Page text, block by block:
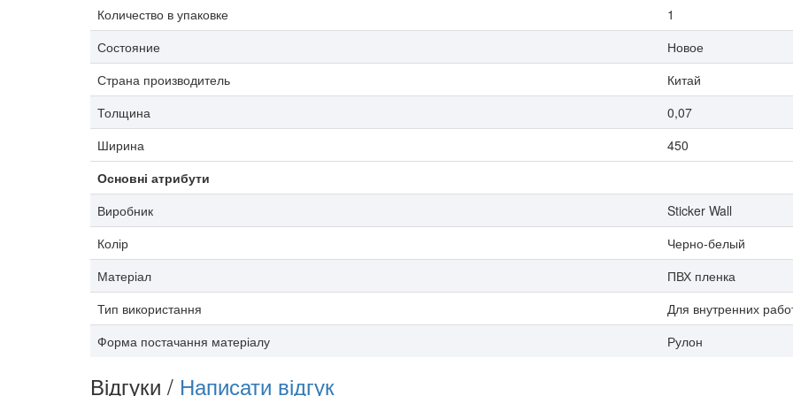
Количество в упаковке
1
Состояние
Новое
Страна производитель
Китай
Толщина
0,07
Ширина
450
Основні атрибути
Виробник
Sticker Wall
Колір
Черно-белый
Матеріал
ПВХ пленка
Тип використання
Для внутренних
Форма постачання матеріалу
Рулон
Відгуки / Написати відгук